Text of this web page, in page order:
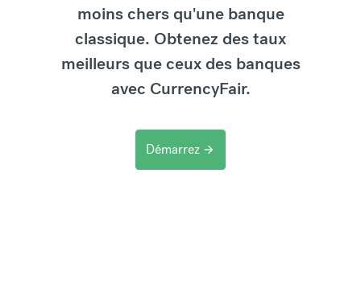
moins chers qu'une banque
classique. Obtenez des taux
meilleurs que ceux des banques
avec CurrencyFair.
Démarrez arrow_forward